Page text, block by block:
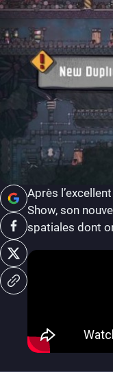
Après
Show, son
spatiales dont